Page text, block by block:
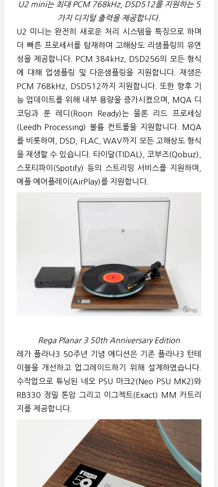
U2 mini는 최대 PCM 768kHz, DSD512를 지원하는 5
가지 디지털 출력을 제공합니다.
U2 미니는 완전히 새로운 처리 시스템을 특징으로 하며
더 빠른 프로세서를 탑재하여 고해상도 리샘플링의 유연
성을 제공합니다. PCM 384kHz, DSD256의 모든 형식
에 대해 업샘플링 및 다운샘플링을 지원합니다. 재생은
PCM 768kHz, DSD512까지 지원합니다. 또한 향후 기
능 업데이트를 위해 내부 용량을 증가시켰으며, MQA 디
코딩과 룬 레디(Roon Ready)는 물론 리드 프로세싱
(Leedh Processing) 볼륨 컨트롤을 지원합니다. MQA
를 비롯하여, DSD, FLAC, WAV까지 모든 고해상도 형식
을 재생할 수 있습니다. 타이달(TIDAL), 코부즈(Qobuz),
스포티파이(Spotify) 등의 스트리밍 서비스를 지원하며,
애플 에어플레이(AirPlay)를 지원합니다.
Rega Planar 3 50th Anniversary Edition
레가 플라나3 50주년 기념 에디션은 기존 플라나3 턴테
이블을 개선하고 업그레이드하기 위해 설계하였습니다.
수작업으로 튜닝된 네오 PSU 마크2(Neo PSU MK2)와
RB330 정밀 톤암 그리고 이그젝트(Exact) MM 카트리
지를 제공합니다.